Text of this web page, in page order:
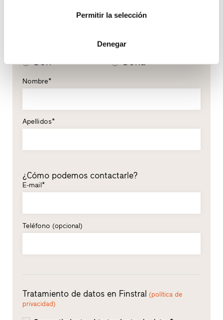
Permitir la selección
Denegar*campo obligatorio
Don Doña
Nombre*
Apellidos*
¿Cómo podemos contactarle?
E-mail*
Teléfono (opcional)
Tratamiento de datos en Finstral (política de
privacidad)